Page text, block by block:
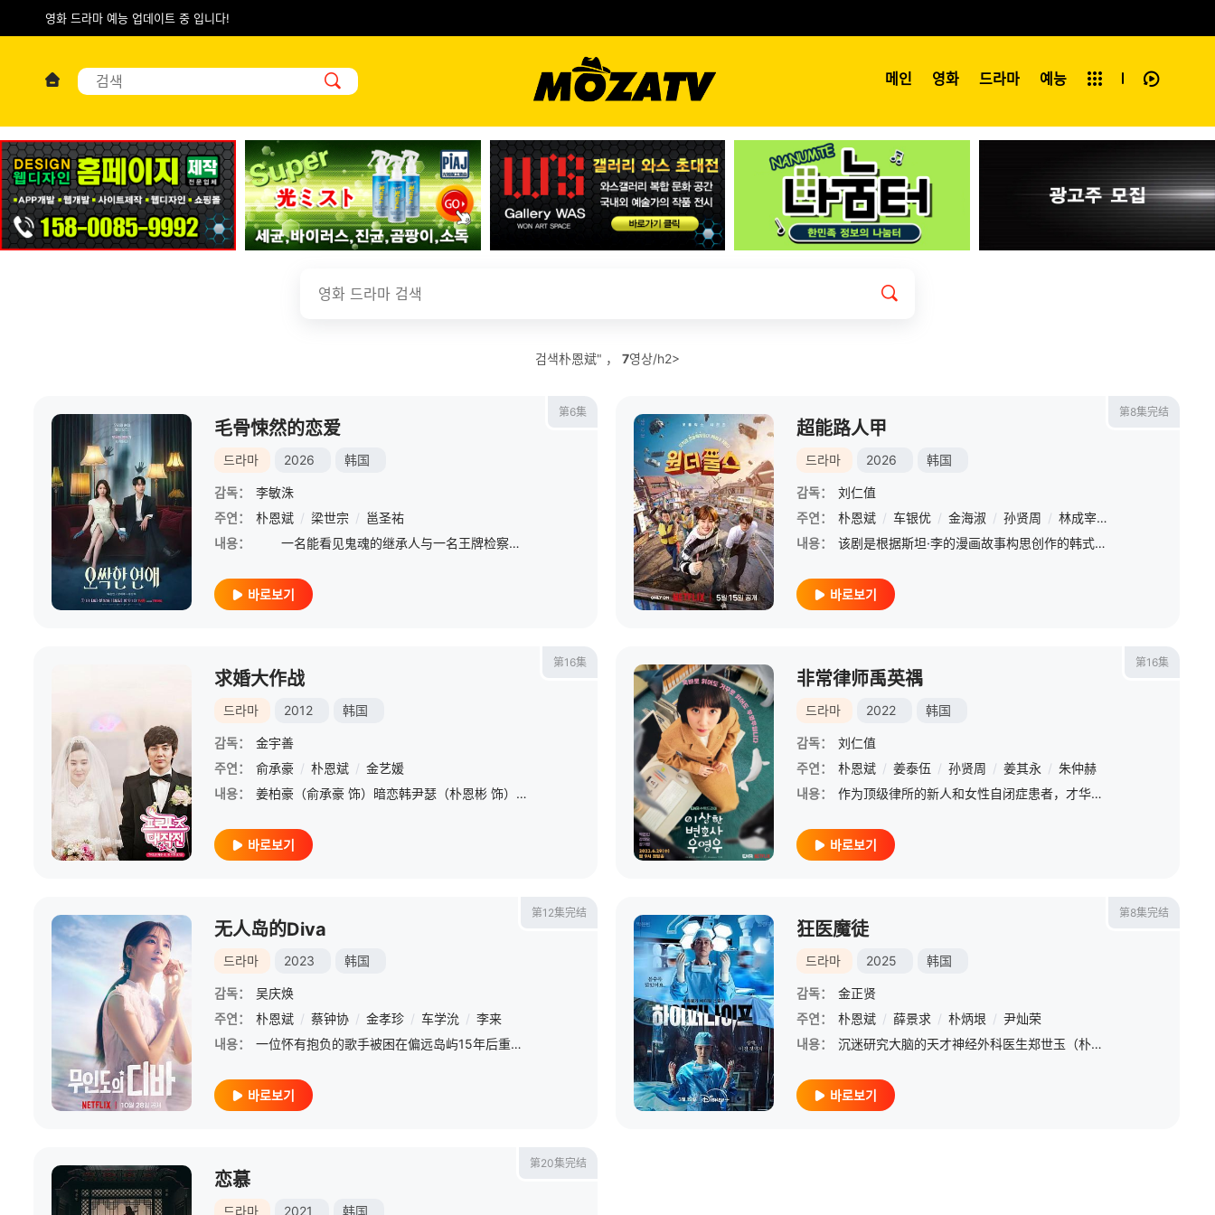
영화 드라마 예능 업데이트 중 입니다!
메인 영화 드라마 예능
전체보기
검색朴恩斌" ， 7영상/h2>
第6集
毛骨悚然的恋爱
드라마 2026 韩国
감독：
李敏洙
주연：
朴恩斌 / 梁世宗 / 邕圣祐
내용：
一名能看见鬼魂的继承人与一名王牌检察官发现只要轻轻一碰，就能让他们成为异常高效率的搭档，于是两人联手侦破悬案。 该剧翻拍自2011年的《我的见鬼女友》。
바로보기
第8集完结
超能路人甲
드라마 2026 韩国
감독：
刘仁值
주연：
朴恩斌 / 车银优 / 金海淑 / 孙贤周 / 林成宰 /
내용：
该剧是根据斯坦·李的漫画故事构思创作的韩式英雄剧。讲述世界末日论得势的99年，因为意外事件得到超能力的小区傻瓜们与威胁海城市的坏蛋对抗，发生的超能力搞笑动作冒险剧。
바로보기
第16集
求婚大作战
드라마 2012 韩国
감독：
金宇善
주연：
俞承豪 / 朴恩斌 / 金艺媛
내용：
姜柏豪（俞承豪 饰）暗恋韩尹瑟（朴恩彬 饰）20年，如今她却与他人结婚，这让柏豪内心无比酸楚无奈。怀着纠结的心情参加完婚礼，他发现了尹瑟写给自己的信，信中的内容令柏豪大放悲声。原来，早在中学时期，尹瑟
바로보기
第16集
非常律师禹英禑
드라마 2022 韩国
감독：
刘仁值
주연：
朴恩斌 / 姜泰伍 / 孙贤周 / 姜其永 / 朱仲赫
내용：
作为顶级律所的新人和女性自闭症患者，才华横溢的律师禹英禑应对着法庭内外的各种挑战。
바로보기
第12集完结
无人岛的Diva
드라마 2023 韩国
감독：
吴庆焕
주연：
朴恩斌 / 蔡钟协 / 金孝珍 / 车学沇 / 李来
내용：
一位怀有抱负的歌手被困在偏远岛屿15年后重新回归社会，不顾一切地追寻她成为歌后的梦想。
바로보기
第8集完结
狂医魔徒
드라마 2025 韩国
감독：
金正贤
주연：
朴恩斌 / 薛景求 / 朴炳垠 / 尹灿荣
내용：
沉迷研究大脑的天才神经外科医生郑世玉（朴恩斌 饰），因一次严重纠纷被吊销医生执照，更被恩师崔德熙（薛景求 饰）背弃，两人从此反目成仇！而世玉更沦为黑市医生，从此将人命玩弄于手术刀之中。
바로보기
第20集完结
恋慕
드라마 2021 韩国